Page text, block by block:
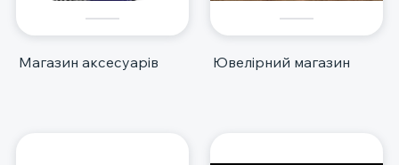
Магазин аксесуарів Ювелірний магазин